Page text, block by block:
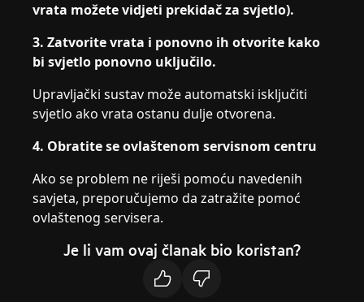
vrata možete vidjeti prekidač za svjetlo).
3. Zatvorite vrata i ponovno ih otvorite kako
bi svjetlo ponovno uključilo.
Upravljački sustav može automatski isključiti
svjetlo ako vrata ostanu dulje otvorena.
4. Obratite se ovlaštenom servisnom centru
Ako se problem ne riješi pomoću navedenih
savjeta, preporučujemo da zatražite pomoć
ovlaštenog servisera.
Je li vam ovaj članak bio koristan?